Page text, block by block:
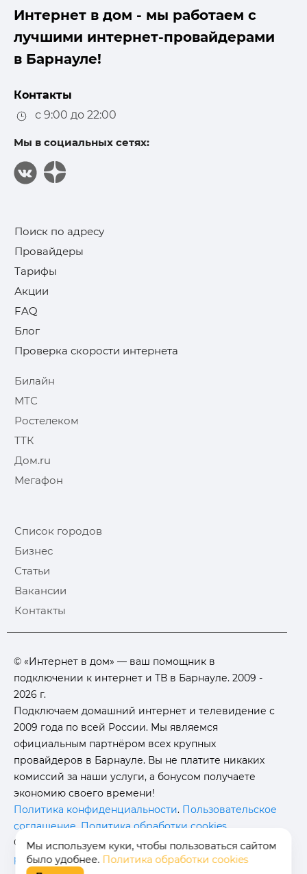
Интернет в дом - мы работаем с
лучшими интернет-провайдерами
в Барнауле!
Контакты
с 9:00 до 22:00
Мы в социальных сетях:
Поиск по адресу
Провайдеры
Тарифы
Акции
FAQ
Блог
Проверка скорости интернета
Билайн
МТС
Ростелеком
ТТК
Дом.ru
Мегафон
Список городов
Бизнес
Статьи
Вакансии
Контакты
© «Интернет в дом» — ваш помощник в
подключении к интернет и ТВ в Барнауле. 2009 -
2026 г.
Подключаем домашний интернет и телевидение с
2009 года по всей России. Мы являемся
официальным партнёром всех крупных
провайдеров в Барнауле. Вы не платите никаких
комиссий за наши услуги, а бонусом получаете
экономию своего времени!
Политика конфиденциальности. Пользовательское
соглашение Политика обработки cookies
Отписаться от полученияинформационных
рассылокот данного ресурса можно настранице
Мы используем куки, чтобы пользоваться сайтом
было удобнее. Политика обработки cookies